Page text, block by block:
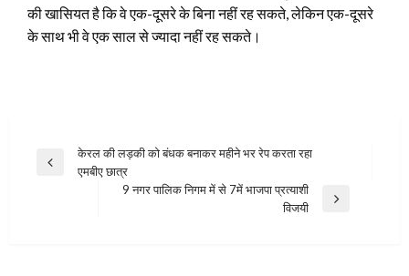
की खासियत है कि वे एक-दूसरे के बिना नहीं रह सकते, लेकिन एक-दूसरे
के साथ भी वे एक साल से ज्यादा नहीं रह सकते।
Post
navigation
Previous
केरल की लड़की को बंधक बनाकर महीने भर रेप करता रहा
एमबीए छात्र
9 नगर पालिक निगम में से 7में भाजपा प्रत्‍याशी
विजयी